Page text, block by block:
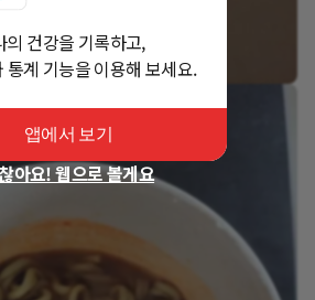
의 건강을 기록하고,
통계 기능을 이용해 보세요.
앱에서 보기
아요! 웹으로 볼게요